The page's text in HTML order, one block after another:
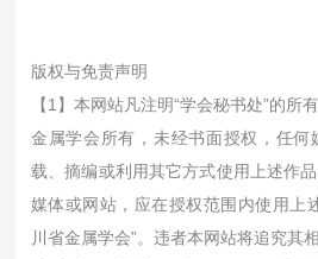
版权与免责声明
【1】本网站凡注明“学会秘书处”的所
金属学会所有，未经书面授权，任何
载、摘编或利用其它方式使用上述作
媒体或网站，应在授权范围内使用上
川省金属学会”。违者本网站将追究其